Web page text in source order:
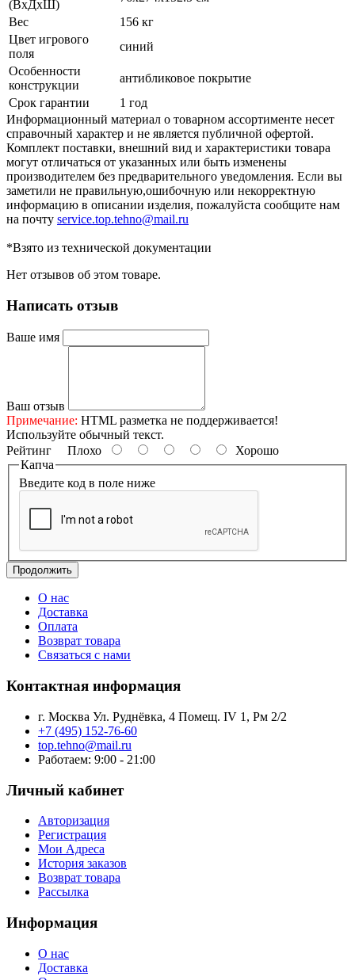
(ВхДхШ)
Вес
156 кг
Цвет игрового
поля
синий
Особенности
конструкции
антибликовое покрытие
Срок гарантии
1 год
Информационный материал о товарном ассортименте несет
справочный характер и не является публичной офертой.
Комплект поставки, внешний вид и характеристики товара
могут отличаться от указанных или быть изменены
производителем без предварительного уведомления. Если вы
заметили не правильную,ошибочную или некорректную
информацию в описании изделия, пожалуйста сообщите нам
на почту service.top.tehno@mail.ru
*Взято из технической документации
Нет отзывов об этом товаре.
Написать отзыв
Ваше имя
Ваш отзыв
Примечание: HTML разметка не поддерживается!
Используйте обычный текст.
Рейтинг Плохо
Хорошо
Капча
Введите код в поле ниже
Продолжить
О нас
Доставка
Оплата
Возврат товара
Связаться с нами
Контактная информация
г. Москва Ул. Руднёвка, 4 Помещ. IV 1, Рм 2/2
+7 (495) 152-76-60
top.tehno@mail.ru
Работаем: 9:00 - 21:00
Личный кабинет
Авторизация
Регистрация
Мои Адреса
История заказов
Возврат товара
Рассылка
Информация
О нас
Доставка